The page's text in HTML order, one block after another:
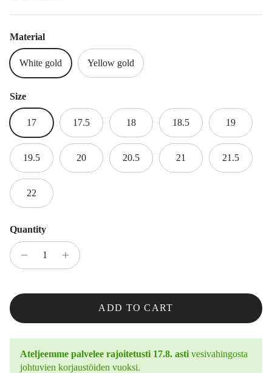
Material
White gold Yellow gold
Size
17 17.5 18 18.5 19
19.5 20 20.5 21 21.5
22
Quantity
ADD TO CART
Ateljeemme palvelee rajoitetusti 17.8. asti vesivahingosta
johtuvien korjaustöiden vuoksi.